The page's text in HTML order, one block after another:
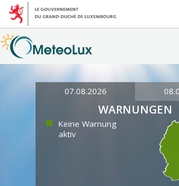
07.08.2026
WARNUNGEN
Keine Warnung
aktiv